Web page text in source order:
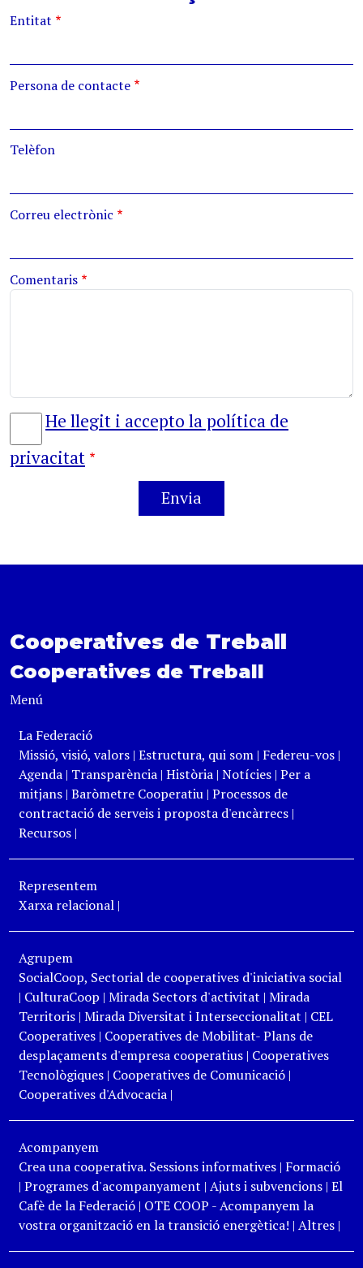
Entitat
Persona de contacte
Telèfon
Correu electrònic
Comentaris
He llegit i accepto la política de
privacitat
Cooperatives de Treball
Cooperatives de Treball
Menú
La Federació
Missió, visió, valors| Estructura, qui som| Federeu-vos|
Agenda | Transparència| Història| Notícies | Per a
mitjans| Baròmetre Cooperatiu| Processos de
contractació de serveis i proposta d'encàrrecs|
Recursos|
Representem
Xarxa relacional|
Agrupem
SocialCoop, Sectorial de cooperatives d'iniciativa social
| CulturaCoop | Mirada Sectors d'activitat | Mirada
Territoris| Mirada Diversitat i Interseccionalitat | CEL
Cooperatives| Cooperatives de Mobilitat- Plans de
desplaçaments d'empresa cooperatius| Cooperatives
Tecnològiques| Cooperatives de Comunicació|
Cooperatives d'Advocacia|
Acompanyem
Crea una cooperativa. Sessions informatives| Formació
| Programes d'acompanyament | Ajuts i subvencions| El
Cafè de la Federació| OTE COOP - Acompanyem la
vostra organització en la transició energètica! | Altres|